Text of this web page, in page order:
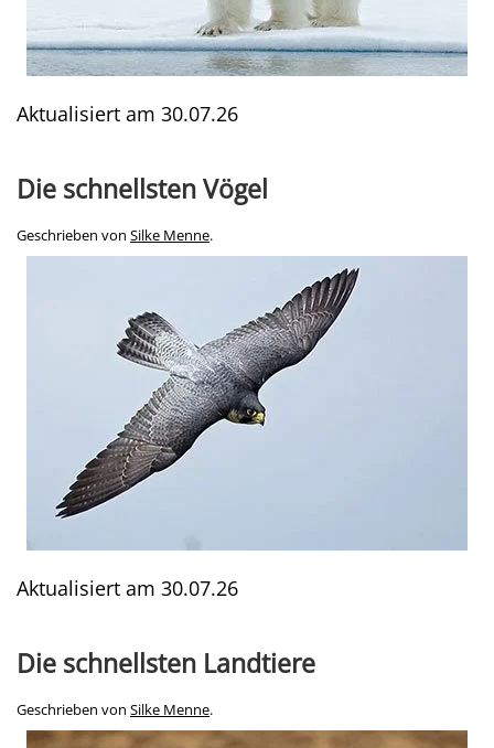
Aktualisiert am 30.07.26
Die schnellsten Vögel
Geschrieben von Silke Menne.
Aktualisiert am 30.07.26
Die schnellsten Landtiere
Geschrieben von Silke Menne.